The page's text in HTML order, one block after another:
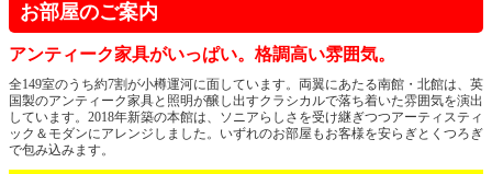
お部屋のご案内
アンティーク家具がいっぱい。格調高い雰囲気。
全149室のうち約7割が小樽運河に面しています。両翼にあたる南館・北館は、英
国製のアンティーク家具と照明が醸し出すクラシカルで落ち着いた雰囲気を演出
しています。2018年新築の本館は、ソニアらしさを受け継ぎつつアーティスティ
ック＆モダンにアレンジしました。いずれのお部屋もお客様を安らぎとくつろぎ
で包み込みます。